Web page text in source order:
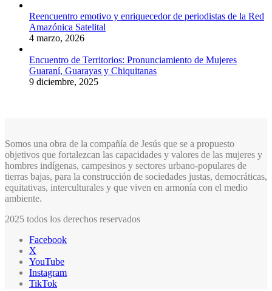
Reencuentro emotivo y enriquecedor de periodistas de la Red
Amazónica Satelital
4 marzo, 2026
Encuentro de Territorios: Pronunciamiento de Mujeres
Guaraní, Guarayas y Chiquitanas
9 diciembre, 2025
Somos una obra de la compañía de Jesús que se a propuesto
objetivos que fortalezcan las capacidades y valores de las mujeres y
hombres indígenas, campesinos y sectores urbano-populares de
tierras bajas, para la construcción de sociedades justas, democráticas,
equitativas, interculturales y que viven en armonía con el medio
ambiente.
2025 todos los derechos reservados
Facebook
X
YouTube
Instagram
TikTok